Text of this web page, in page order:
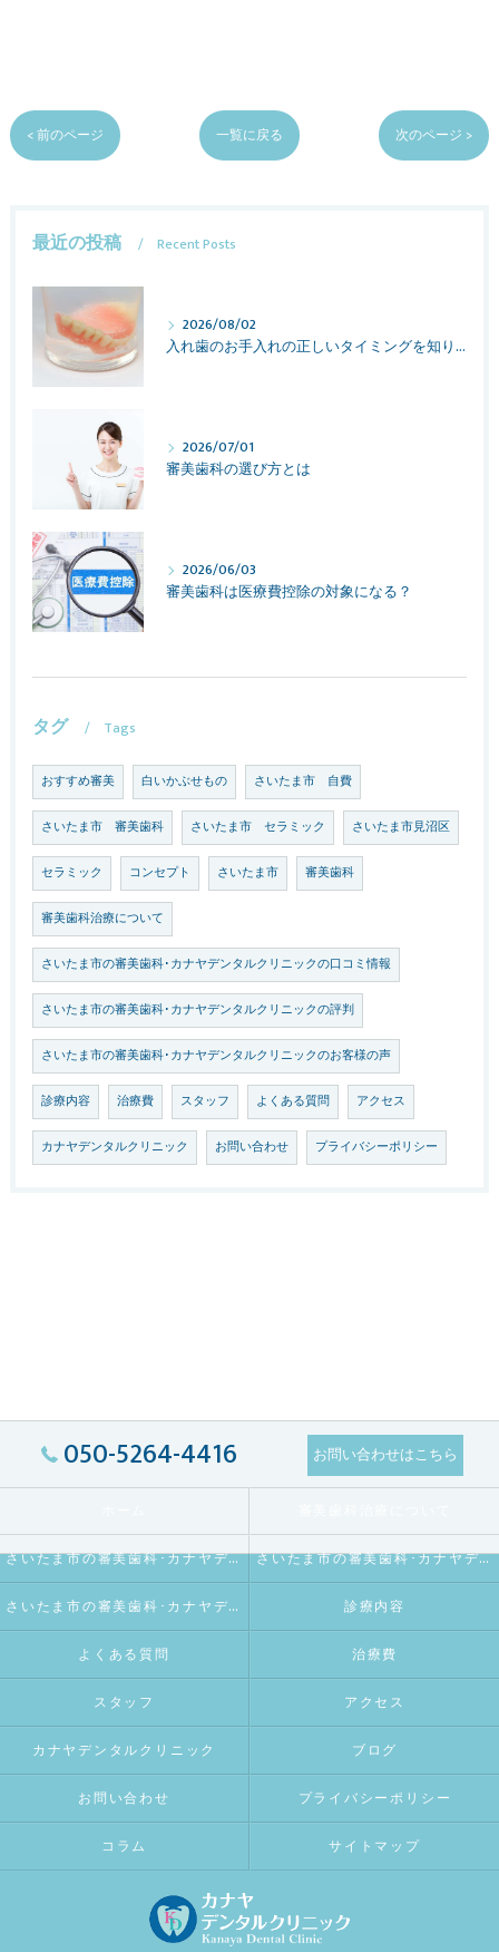
< 前のページ 一覧に戻る 次のページ >
最近の投稿 Recent Posts
2026/08/02
入れ歯のお手入れの正しいタイミングを知りたい
2026/07/01
審美歯科の選び方とは
2026/06/03
審美歯科は医療費控除の対象になる？
タグ Tags
おすすめ審美 白いかぶせもの さいたま市 自費
さいたま市 審美歯科 さいたま市 セラミック さいたま市見沼区
セラミック コンセプト さいたま市 審美歯科
審美歯科治療について
さいたま市の審美歯科･カナヤデンタルクリニックの口コミ情報
さいたま市の審美歯科･カナヤデンタルクリニックの評判
さいたま市の審美歯科･カナヤデンタルクリニックのお客様の声
診療内容 治療費 スタッフ よくある質問 アクセス
カナヤデンタルクリニック お問い合わせ プライバシーポリシー
050-5264-4416 お問い合わせはこちら
さいたま市の審美歯科･カナヤデンタルクリニックの口コミ情報 さいたま市の審美歯科･カナヤデンタルクリニックの評判
さいたま市の審美歯科･カナヤデンタルクリニックのお客様の声 診療内容
よくある質問 治療費
スタッフ アクセス
カナヤデンタルクリニック ブログ
お問い合わせ プライバシーポリシー
コラム サイトマップ